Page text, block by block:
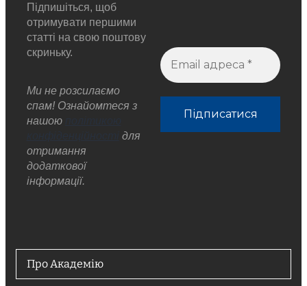
Підпишіться, щоб
отримувати першими
статті на свою поштову
скриньку.
Ми не розсилаємо
спам! Ознайомтеся з
нашою
для
отримання
додаткової
інформації.
Про Академію